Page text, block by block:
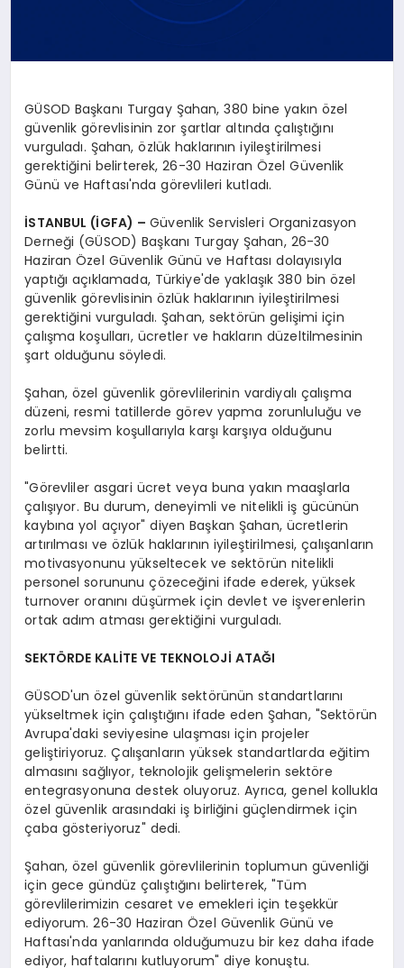
GÜSOD Başkanı Turgay Şahan, 380 bine yakın özel
güvenlik görevlisinin zor şartlar altında çalıştığını
vurguladı. Şahan, özlük haklarının iyileştirilmesi
gerektiğini belirterek, 26-30 Haziran Özel Güvenlik
Günü ve Haftası'nda görevlileri kutladı.
İSTANBUL (İGFA) –Güvenlik Servisleri Organizasyon
Derneği (GÜSOD) Başkanı Turgay Şahan, 26-30
Haziran Özel Güvenlik Günü ve Haftası dolayısıyla
yaptığı açıklamada, Türkiye'de yaklaşık 380 bin özel
güvenlik görevlisinin özlük haklarının iyileştirilmesi
gerektiğini vurguladı. Şahan, sektörün gelişimi için
çalışma koşulları, ücretler ve hakların düzeltilmesinin
şart olduğunu söyledi.
Şahan, özel güvenlik görevlilerinin vardiyalı çalışma
düzeni, resmi tatillerde görev yapma zorunluluğu ve
zorlu mevsim koşullarıyla karşı karşıya olduğunu
belirtti.
"Görevliler asgari ücret veya buna yakın maaşlarla
çalışıyor. Bu durum, deneyimli ve nitelikli iş gücünün
kaybına yol açıyor" diyen Başkan Şahan, ücretlerin
artırılması ve özlük haklarının iyileştirilmesi, çalışanların
motivasyonunu yükseltecek ve sektörün nitelikli
personel sorununu çözeceğini ifade ederek, yüksek
turnover oranını düşürmek için devlet ve işverenlerin
ortak adım atması gerektiğini vurguladı.
SEKTÖRDE KALİTE VE TEKNOLOJİ ATAĞI
GÜSOD'un özel güvenlik sektörünün standartlarını
yükseltmek için çalıştığını ifade eden Şahan, "Sektörün
Avrupa'daki seviyesine ulaşması için projeler
geliştiriyoruz. Çalışanların yüksek standartlarda eğitim
almasını sağlıyor, teknolojik gelişmelerin sektöre
entegrasyonuna destek oluyoruz. Ayrıca, genel kollukla
özel güvenlik arasındaki iş birliğini güçlendirmek için
çaba gösteriyoruz" dedi.
Şahan, özel güvenlik görevlilerinin toplumun güvenliği
için gece gündüz çalıştığını belirterek, "Tüm
görevlilerimizin cesaret ve emekleri için teşekkür
ediyorum. 26-30 Haziran Özel Güvenlik Günü ve
Haftası'nda yanlarında olduğumuzu bir kez daha ifade
ediyor, haftalarını kutluyorum" diye konuştu.